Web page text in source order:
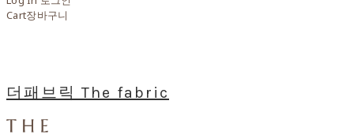
Cart장바구니
더패브릭 The fabric